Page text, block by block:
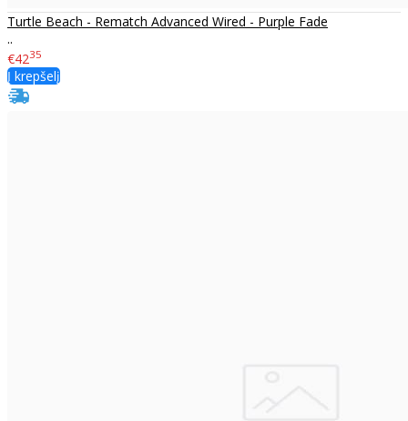
Turtle Beach - Rematch Advanced Wired - Purple Fade
..
€4235
Į krepšelį